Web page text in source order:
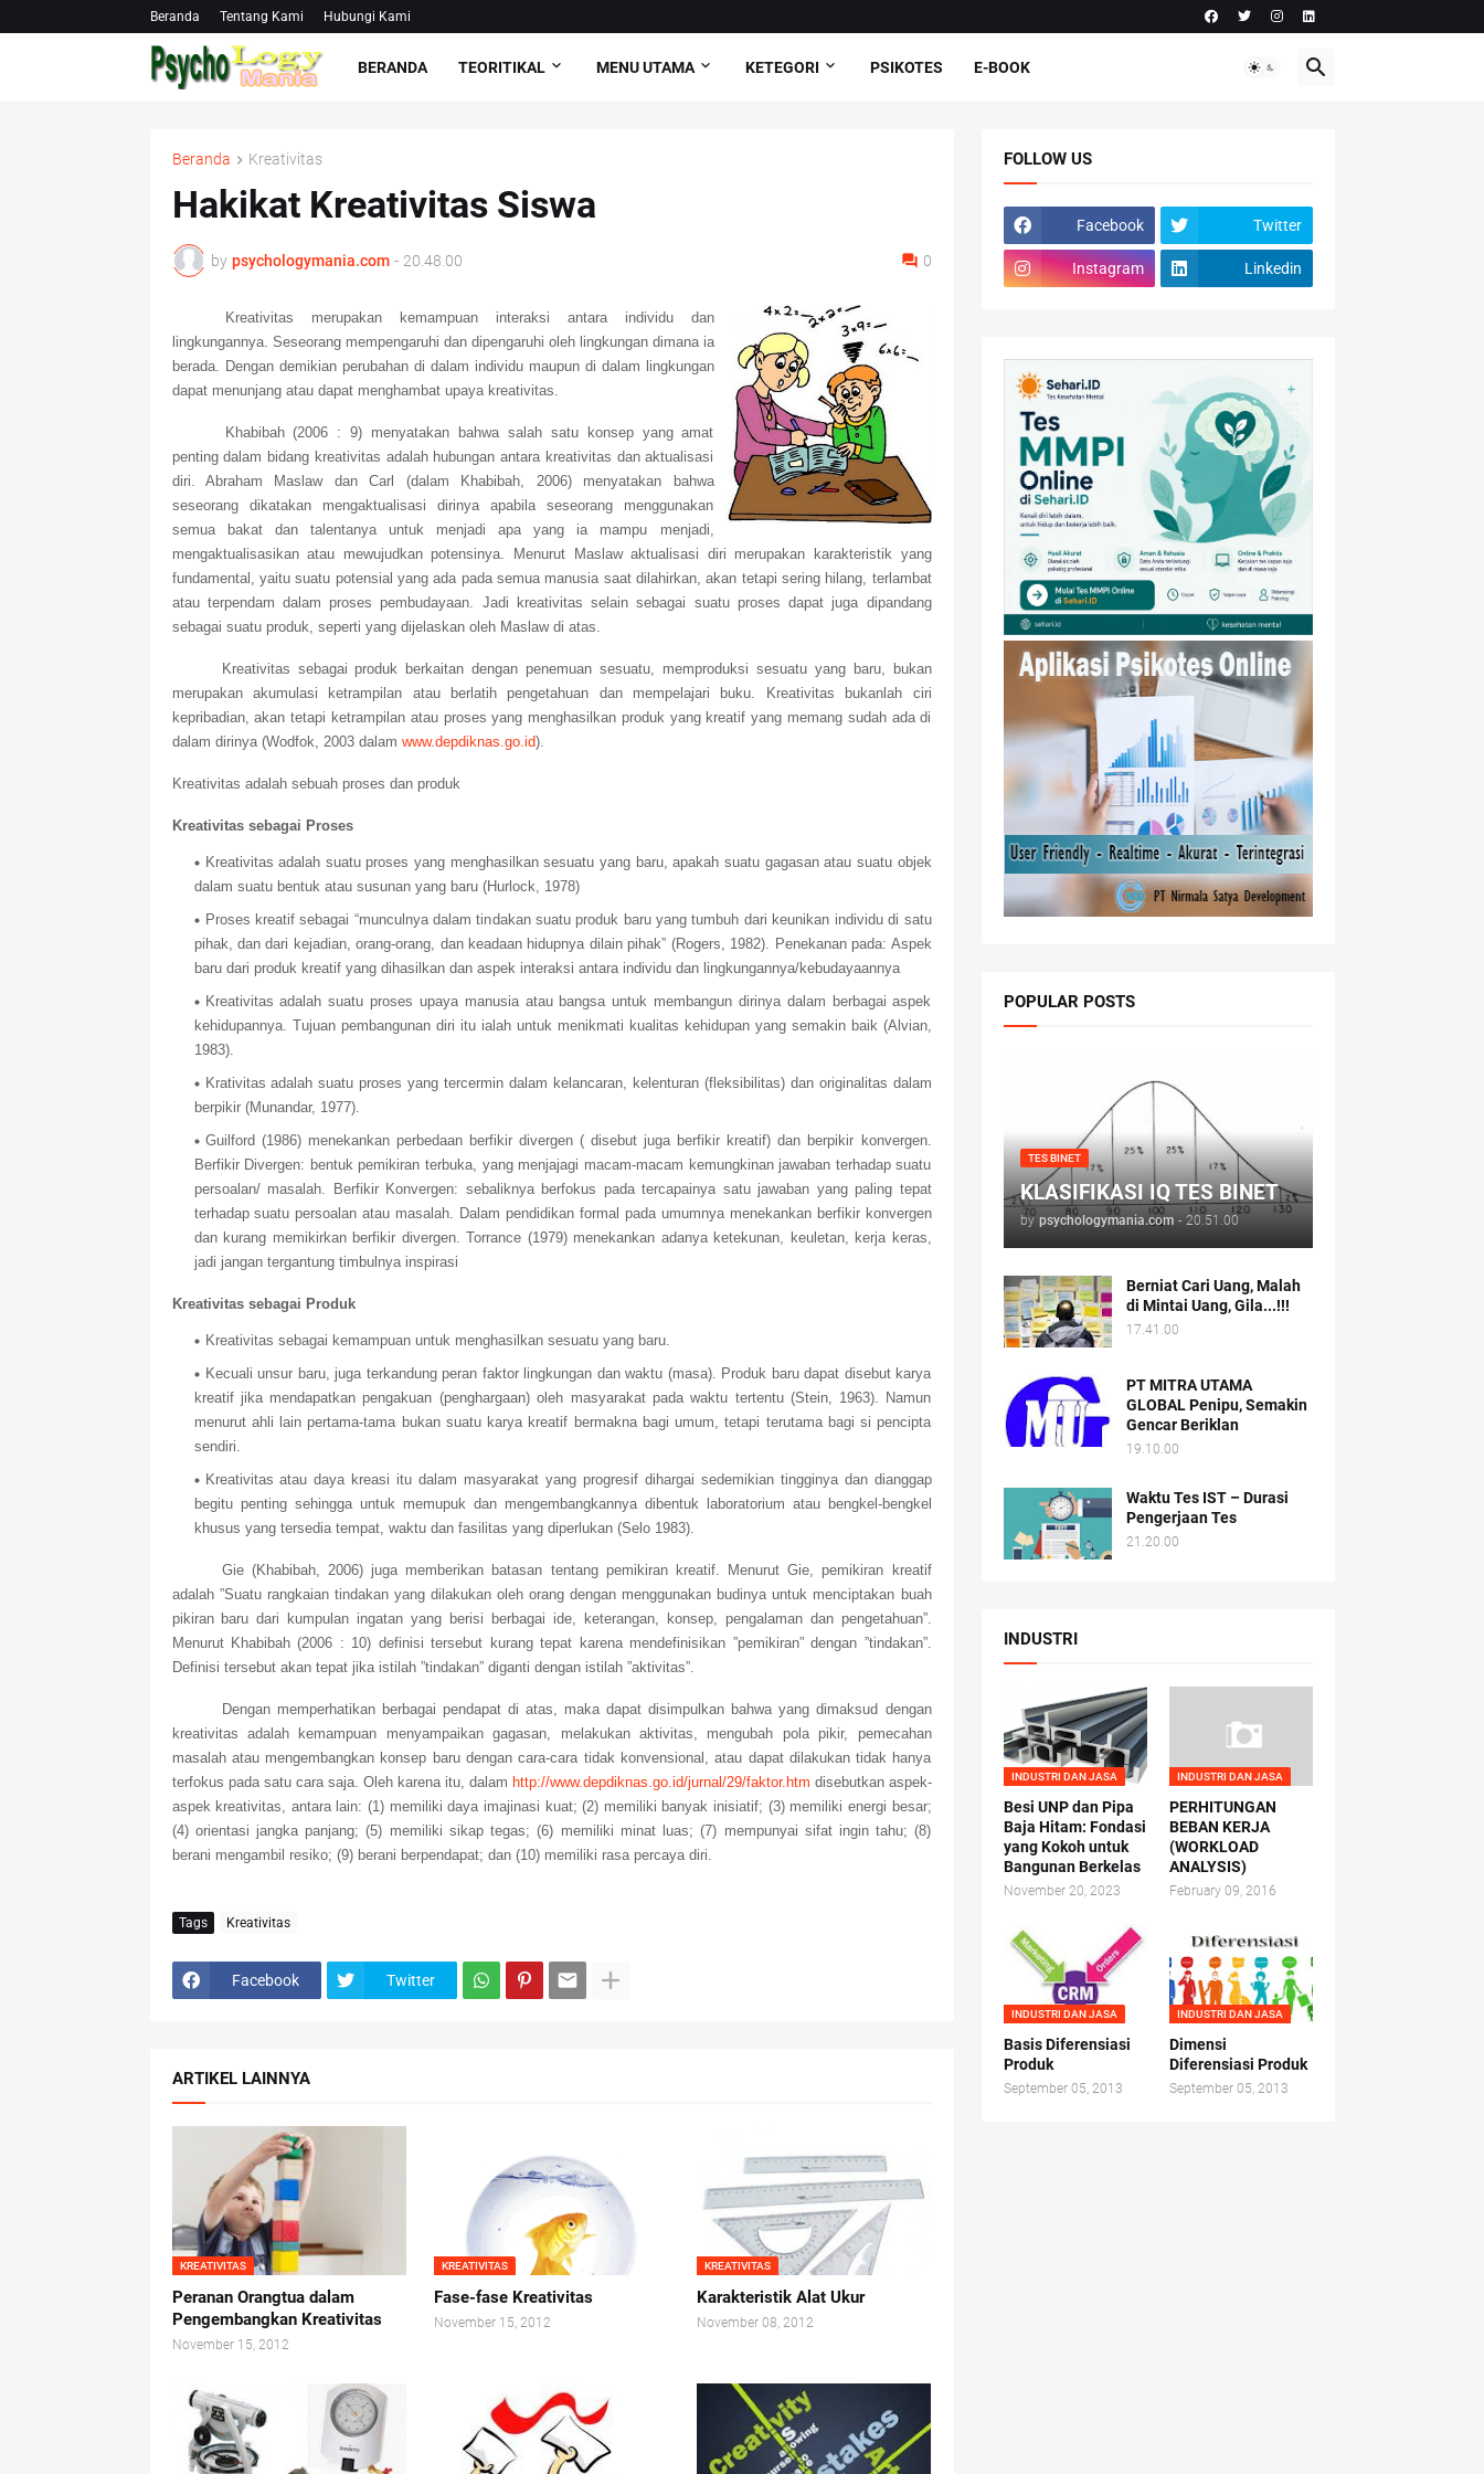
Beranda Tentang Kami Hubungi Kami
BERANDA TEORITIKAL MENU UTAMA KETEGORI PSIKOTES E-BOOK
Beranda Kreativitas
Hakikat Kreativitas Siswa
by psychologymania.com - 20.48.00 0
Kreativitas merupakan kemampuan interaksi antara individu dan
lingkungannya. Seseorang mempengaruhi dan dipengaruhi oleh lingkungan dimana ia
berada. Dengan demikian perubahan di dalam individu maupun di dalam lingkungan
dapat menunjang atau dapat menghambat upaya kreativitas.
Khabibah (2006 : 9) menyatakan bahwa salah satu konsep yang amat
penting dalam bidang kreativitas adalah hubungan antara kreativitas dan aktualisasi
diri. Abraham Maslaw dan Carl (dalam Khabibah, 2006) menyatakan bahwa
seseorang dikatakan mengaktualisasi dirinya apabila seseorang menggunakan
semua bakat dan talentanya untuk menjadi apa yang ia mampu menjadi,
mengaktualisasikan atau mewujudkan potensinya. Menurut Maslaw aktualisasi diri merupakan karakteristik yang
fundamental, yaitu suatu potensial yang ada pada semua manusia saat dilahirkan, akan tetapi sering hilang, terlambat
atau terpendam dalam proses pembudayaan. Jadi kreativitas selain sebagai suatu proses dapat juga dipandang
sebagai suatu produk, seperti yang dijelaskan oleh Maslaw di atas.
Kreativitas sebagai produk berkaitan dengan penemuan sesuatu, memproduksi sesuatu yang baru, bukan
merupakan akumulasi ketrampilan atau berlatih pengetahuan dan mempelajari buku. Kreativitas bukanlah ciri
kepribadian, akan tetapi ketrampilan atau proses yang menghasilkan produk yang kreatif yang memang sudah ada di
dalam dirinya (Wodfok, 2003 dalam www.depdiknas.go.id).
Kreativitas adalah sebuah proses dan produk
Kreativitas sebagai Proses
Kreativitas adalah suatu proses yang menghasilkan sesuatu yang baru, apakah suatu gagasan atau suatu objek
dalam suatu bentuk atau susunan yang baru (Hurlock, 1978)
Proses kreatif sebagai “munculnya dalam tindakan suatu produk baru yang tumbuh dari keunikan individu di satu
pihak, dan dari kejadian, orang-orang, dan keadaan hidupnya dilain pihak” (Rogers, 1982). Penekanan pada: Aspek
baru dari produk kreatif yang dihasilkan dan aspek interaksi antara individu dan lingkungannya/kebudayaannya
Kreativitas adalah suatu proses upaya manusia atau bangsa untuk membangun dirinya dalam berbagai aspek
kehidupannya. Tujuan pembangunan diri itu ialah untuk menikmati kualitas kehidupan yang semakin baik (Alvian,
1983).
Krativitas adalah suatu proses yang tercermin dalam kelancaran, kelenturan (fleksibilitas) dan originalitas dalam
berpikir (Munandar, 1977).
Guilford (1986) menekankan perbedaan berfikir divergen ( disebut juga berfikir kreatif) dan berpikir konvergen.
Berfikir Divergen: bentuk pemikiran terbuka, yang menjajagi macam-macam kemungkinan jawaban terhadap suatu
persoalan/ masalah. Berfikir Konvergen: sebaliknya berfokus pada tercapainya satu jawaban yang paling tepat
terhadap suatu persoalan atau masalah. Dalam pendidikan formal pada umumnya menekankan berfikir konvergen
dan kurang memikirkan berfikir divergen. Torrance (1979) menekankan adanya ketekunan, keuletan, kerja keras,
jadi jangan tergantung timbulnya inspirasi
Kreativitas sebagai Produk
Kreativitas sebagai kemampuan untuk menghasilkan sesuatu yang baru.
Kecuali unsur baru, juga terkandung peran faktor lingkungan dan waktu (masa). Produk baru dapat disebut karya
kreatif jika mendapatkan pengakuan (penghargaan) oleh masyarakat pada waktu tertentu (Stein, 1963). Namun
menurut ahli lain pertama-tama bukan suatu karya kreatif bermakna bagi umum, tetapi terutama bagi si pencipta
sendiri.
Kreativitas atau daya kreasi itu dalam masyarakat yang progresif dihargai sedemikian tingginya dan dianggap
begitu penting sehingga untuk memupuk dan mengembangkannya dibentuk laboratorium atau bengkel-bengkel
khusus yang tersedia tempat, waktu dan fasilitas yang diperlukan (Selo 1983).
Gie (Khabibah, 2006) juga memberikan batasan tentang pemikiran kreatif. Menurut Gie, pemikiran kreatif
adalah ”Suatu rangkaian tindakan yang dilakukan oleh orang dengan menggunakan budinya untuk menciptakan buah
pikiran baru dari kumpulan ingatan yang berisi berbagai ide, keterangan, konsep, pengalaman dan pengetahuan”.
Menurut Khabibah (2006 : 10) definisi tersebut kurang tepat karena mendefinisikan ”pemikiran” dengan ”tindakan”.
Definisi tersebut akan tepat jika istilah ”tindakan” diganti dengan istilah ”aktivitas”.
Dengan memperhatikan berbagai pendapat di atas, maka dapat disimpulkan bahwa yang dimaksud dengan
kreativitas adalah kemampuan menyampaikan gagasan, melakukan aktivitas, mengubah pola pikir, pemecahan
masalah atau mengembangkan konsep baru dengan cara-cara tidak konvensional, atau dapat dilakukan tidak hanya
terfokus pada satu cara saja. Oleh karena itu, dalam http://www.depdiknas.go.id/jurnal/29/faktor.htm disebutkan aspek-
aspek kreativitas, antara lain: (1) memiliki daya imajinasi kuat; (2) memiliki banyak inisiatif; (3) memiliki energi besar;
(4) orientasi jangka panjang; (5) memiliki sikap tegas; (6) memiliki minat luas; (7) mempunyai sifat ingin tahu; (8)
berani mengambil resiko; (9) berani berpendapat; dan (10) memiliki rasa percaya diri.
Tags Kreativitas
Facebook Twitter
ARTIKEL LAINNYA
KREATIVITAS
Peranan Orangtua dalam
Pengembangkan Kreativitas
November 15, 2012
KREATIVITAS
Fase-fase Kreativitas
November 15, 2012
KREATIVITAS
Karakteristik Alat Ukur
November 08, 2012
FOLLOW US
Facebook Twitter
Instagram Linkedin
POPULAR POSTS
TES BINET
KLASIFIKASI IQ TES BINET
by psychologymania.com - 20.51.00
Berniat Cari Uang, Malah
di Mintai Uang, Gila...!!!
17.41.00
PT MITRA UTAMA
GLOBAL Penipu, Semakin
Gencar Beriklan
19.10.00
Waktu Tes IST – Durasi
Pengerjaan Tes
21.20.00
INDUSTRI
INDUSTRI DAN JASA
Besi UNP dan Pipa
Baja Hitam: Fondasi
yang Kokoh untuk
Bangunan Berkelas
November 20, 2023
INDUSTRI DAN JASA
PERHITUNGAN
BEBAN KERJA
(WORKLOAD
ANALYSIS)
February 09, 2016
INDUSTRI DAN JASA
Basis Diferensiasi
Produk
September 05, 2013
INDUSTRI DAN JASA
Dimensi
Diferensiasi Produk
September 05, 2013